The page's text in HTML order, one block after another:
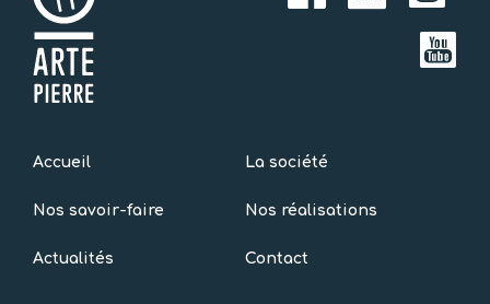
Accueil La société
Nos savoir-faire Nos réalisations
Actualités Contact